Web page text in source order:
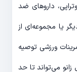
داروهای ضد
یا مجموعه‌ای از
ورزشی توصیه
می‌تواند تا حد